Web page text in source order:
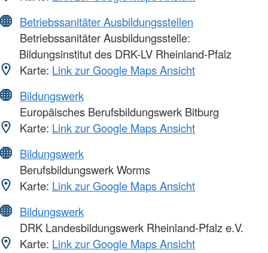
Betriebssanitäter Ausbildungsstellen
Betriebssanitäter Ausbildungsstelle:
Bildungsinstitut des DRK-LV Rheinland-Pfalz
Karte: Link zur Google Maps Ansicht
Bildungswerk
Europäisches Berufsbildungswerk Bitburg
Karte: Link zur Google Maps Ansicht
Bildungswerk
Berufsbildungswerk Worms
Karte: Link zur Google Maps Ansicht
Bildungswerk
DRK Landesbildungswerk Rheinland-Pfalz e.V.
Karte: Link zur Google Maps Ansicht